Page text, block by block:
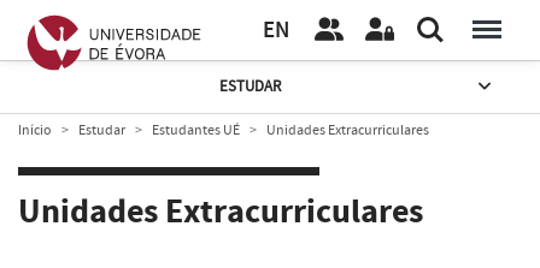
EN
ESTUDAR
Início Estudar Estudantes UÉ Unidades Extracurriculares
Unidades Extracurriculares